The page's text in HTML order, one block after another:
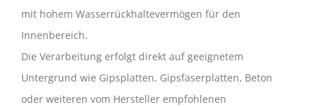
mit hohem Wasserrückhaltevermögen für den
Innenbereich.
Die Verarbeitung erfolgt direkt auf geeignetem
Untergrund wie Gipsplatten, Gipsfaserplatten, Beton
oder weiteren vom Hersteller empfohlenen